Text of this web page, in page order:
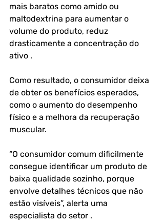
mais baratos como amido ou
maltodextrina para aumentar o
volume do produto, reduz
drasticamente a concentração do
ativo .
Como resultado, o consumidor deixa
de obter os benefícios esperados,
como o aumento do desempenho
físico e a melhora da recuperação
muscular.
“O consumidor comum dificilmente
consegue identificar um produto de
baixa qualidade sozinho, porque
envolve detalhes técnicos que não
estão visíveis”, alerta uma
especialista do setor .